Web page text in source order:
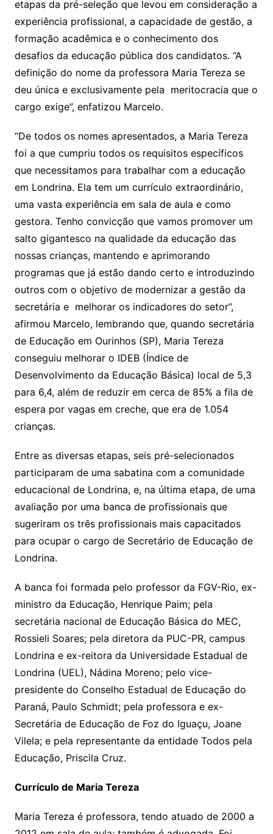
etapas da pré-seleção que levou em consideração a
experiência profissional, a capacidade de gestão, a
formação acadêmica e o conhecimento dos
desafios da educação pública dos candidatos. “A
definição do nome da professora Maria Tereza se
deu única e exclusivamente pela meritocracia que o
cargo exige”, enfatizou Marcelo.
“De todos os nomes apresentados, a Maria Tereza
foi a que cumpriu todos os requisitos específicos
que necessitamos para trabalhar com a educação
em Londrina. Ela tem um currículo extraordinário,
uma vasta experiência em sala de aula e como
gestora. Tenho convicção que vamos promover um
salto gigantesco na qualidade da educação das
nossas crianças, mantendo e aprimorando
programas que já estão dando certo e introduzindo
outros com o objetivo de modernizar a gestão da
secretária e melhorar os indicadores do setor”,
afirmou Marcelo, lembrando que, quando secretária
de Educação em Ourinhos (SP), Maria Tereza
conseguiu melhorar o IDEB (Índice de
Desenvolvimento da Educação Básica) local de 5,3
para 6,4, além de reduzir em cerca de 85% a fila de
espera por vagas em creche, que era de 1.054
crianças.
Entre as diversas etapas, seis pré-selecionados
participaram de uma sabatina com a comunidade
educacional de Londrina, e, na última etapa, de uma
avaliação por uma banca de profissionais que
sugeriram os três profissionais mais capacitados
para ocupar o cargo de Secretário de Educação de
Londrina.
A banca foi formada pelo professor da FGV-Rio, ex-
ministro da Educação, Henrique Paim; pela
secretária nacional de Educação Básica do MEC,
Rossieli Soares; pela diretora da PUC-PR, campus
Londrina e ex-reitora da Universidade Estadual de
Londrina (UEL), Nádina Moreno; pelo vice-
presidente do Conselho Estadual de Educação do
Paraná, Paulo Schmidt; pela professora e ex-
Secretária de Educação de Foz do Iguaçu, Joane
Vilela; e pela representante da entidade Todos pela
Educação, Priscila Cruz.
Currículo de Maria Tereza
Maria Tereza é professora, tendo atuado de 2000 a